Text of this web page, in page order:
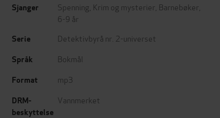
Sjanger Spenning Krim og mysterier Barnebøker
6-9 år
Serie Detektivbyrå nr. 2-universet
Språk Bokmål
Format mp3
DRM-
beskyttelse
Vannmerket